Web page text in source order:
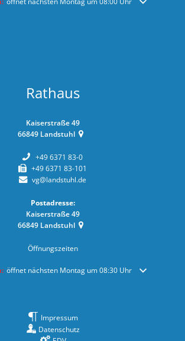
Rathaus
Kaiserstraße 49
66849 Landstuhl
+49 6371 83-0
+49 6371 83-101
vg@landstuhl.de
Postadresse:
Kaiserstraße 49
66849 Landstuhl
Öffnungszeiten
Öffnungs- oder Schließzeiten auszublenden
öffnet nächsten Montag um 08:30 Uhr
Impressum
Datenschutz